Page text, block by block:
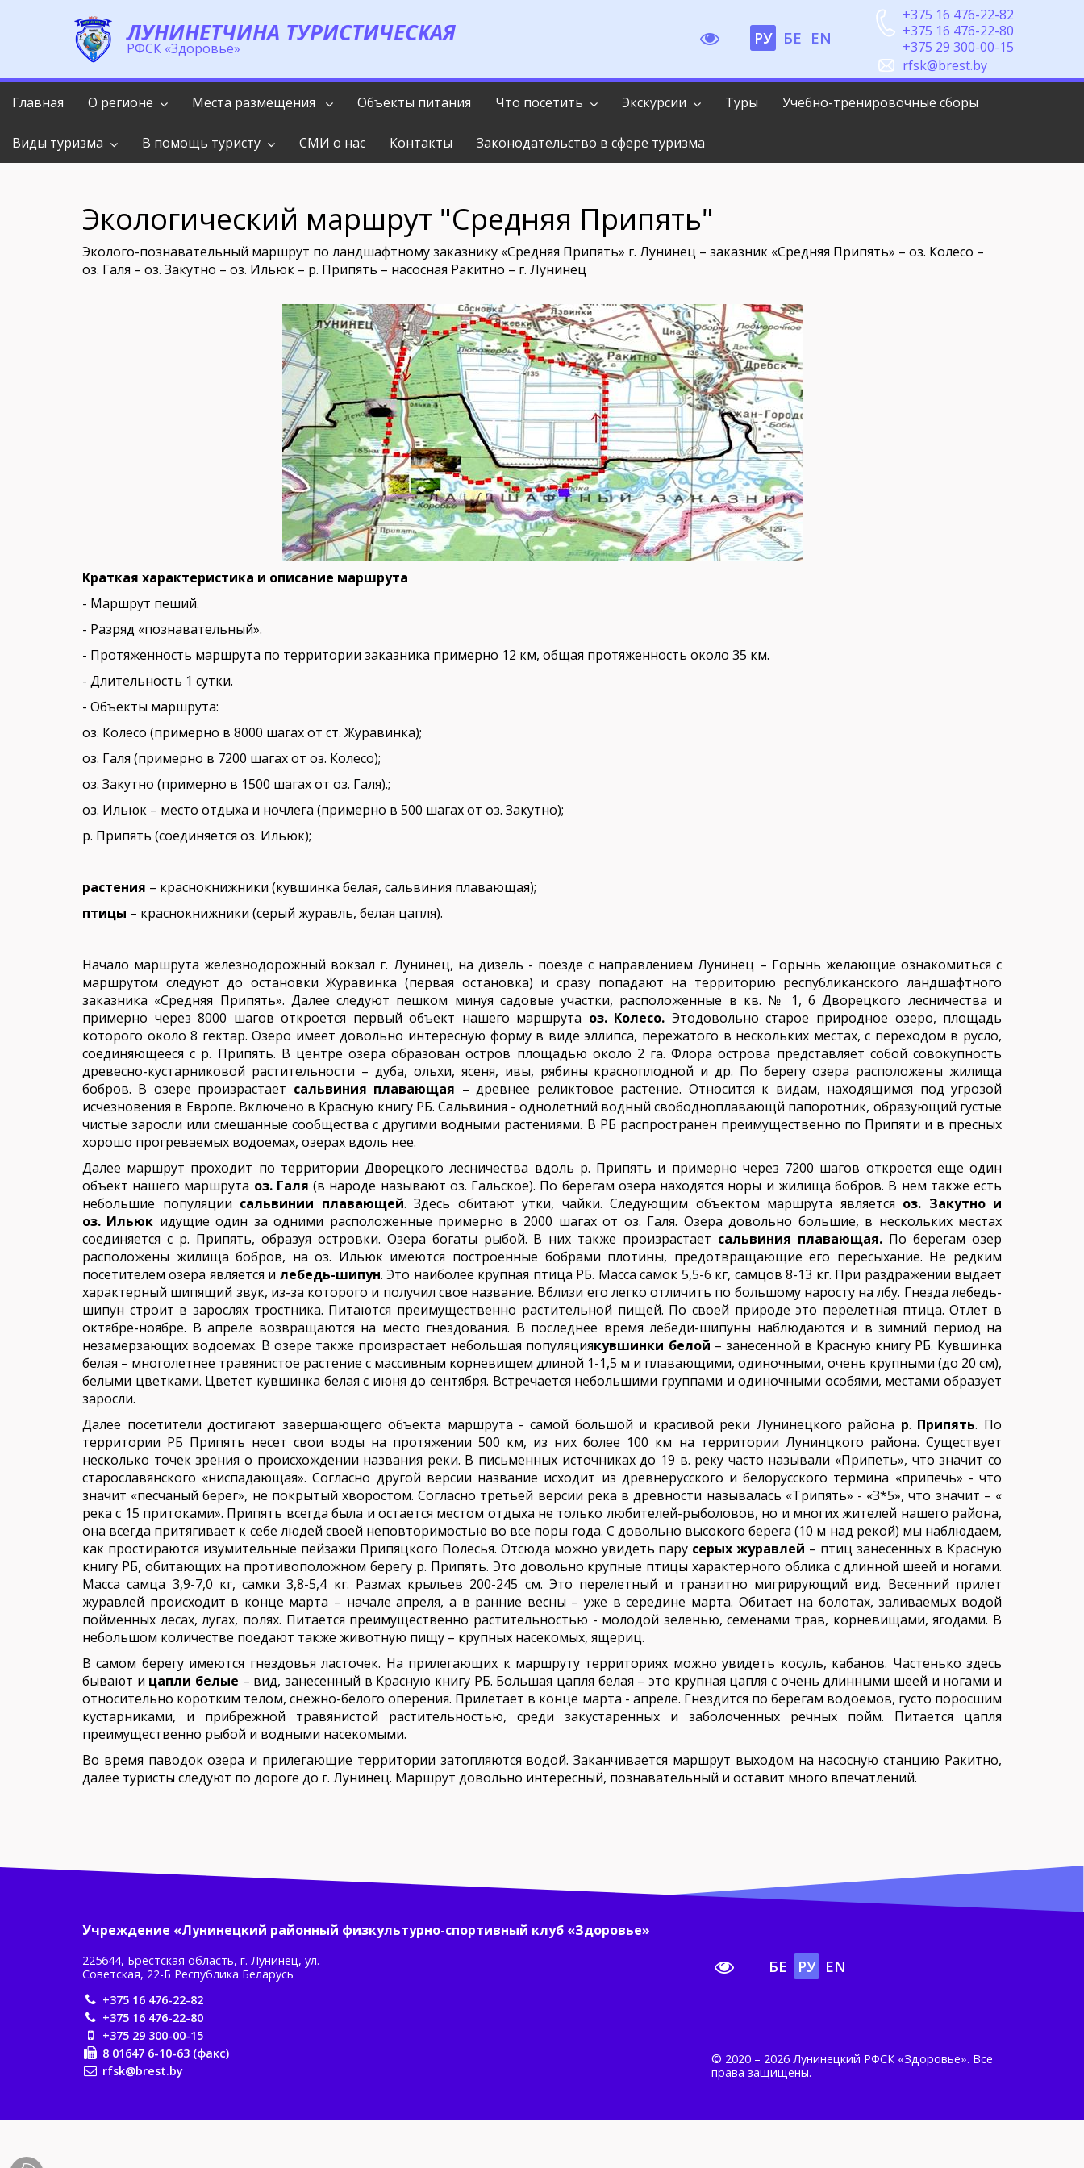
ЛУНИНЕТЧИНА ТУРИСТИЧЕСКАЯ
РФСК «Здоровье»
+375 16 476-22-82
+375 16 476-22-80
+375 29 300-00-15
rfsk@brest.by
РУ БЕ EN
Главная О регионе Места размещения Объекты питания Что посетить Экскурсии Туры Учебно-тренировочные сборы
Виды туризма В помощь туристу СМИ о нас Контакты Законодательство в сфере туризма
Экологический маршрут "Средняя Припять"
Эколого-познавательный маршрут по ландшафтному заказнику «Средняя Припять» г. Лунинец – заказник «Средняя Припять» – оз. Колесо –
оз. Галя – оз. Закутно – оз. Ильюк – р. Припять – насосная Ракитно – г. Лунинец
Краткая характеристика и описание маршрута
- Маршрут пеший.
- Разряд «познавательный».
- Протяженность маршрута по территории заказника примерно 12 км, общая протяженность около 35 км.
- Длительность 1 сутки.
- Объекты маршрута:
оз. Колесо (примерно в 8000 шагах от ст. Журавинка);
оз. Галя (примерно в 7200 шагах от оз. Колесо);
оз. Закутно (примерно в 1500 шагах от оз. Галя).;
оз. Ильюк – место отдыха и ночлега (примерно в 500 шагах от оз. Закутно);
р. Припять (соединяется оз. Ильюк);
растения – краснокнижники (кувшинка белая, сальвиния плавающая);
птицы – краснокнижники (серый журавль, белая цапля).
Начало маршрута железнодорожный вокзал г. Лунинец, на дизель - поезде с направлением Лунинец – Горынь желающие ознакомиться с
маршрутом следуют до остановки Журавинка (первая остановка) и сразу попадают на территорию республиканского ландшафтного
заказника «Средняя Припять». Далее следуют пешком минуя садовые участки, расположенные в кв. № 1, 6 Дворецкого лесничества и
примерно через 8000 шагов откроется первый объект нашего маршрута оз. Колесо. Этодовольно старое природное озеро, площадь
которого около 8 гектар. Озеро имеет довольно интересную форму в виде эллипса, пережатого в нескольких местах, с переходом в русло,
соединяющееся с р. Припять. В центре озера образован остров площадью около 2 га. Флора острова представляет собой совокупность
древесно-кустарниковой растительности – дуба, ольхи, ясеня, ивы, рябины красноплодной и др. По берегу озера расположены жилища
бобров. В озере произрастает сальвиния плавающая –древнее реликтовое растение. Относится к видам, находящимся под угрозой
исчезновения в Европе. Включено в Красную книгу РБ. Сальвиния - однолетний водный свободноплавающй папоротник, образующий густые
чистые заросли или смешанные сообщества с другими водными растениями. В РБ распространен преимущественно по Припяти и в пресных
хорошо прогреваемых водоемах, озерах вдоль нее.
Далее маршрут проходит по территории Дворецкого лесничества вдоль р. Припять и примерно через 7200 шагов откроется еще один
объект нашего маршрута оз. Галя (в народе называют оз. Гальское). По берегам озера находятся норы и жилища бобров. В нем также есть
небольшие популяции сальвинии плавающей. Здесь обитают утки, чайки. Следующим объектом маршрута является оз. Закутно и
оз. Ильюк идущие один за одними расположенные примерно в 2000 шагах от оз. Галя. Озера довольно большие, в нескольких местах
соединяется с р. Припять, образуя островки. Озера богаты рыбой. В них также произрастает сальвиния плавающая. По берегам озер
расположены жилища бобров, на оз. Ильюк имеются построенные бобрами плотины, предотвращающие его пересыхание. Не редким
посетителем озера является и лебедь-шипун. Это наиболее крупная птица РБ. Масса самок 5,5-6 кг, самцов 8-13 кг. При раздражении выдает
характерный шипящий звук, из-за которого и получил свое название. Вблизи его легко отличить по большому наросту на лбу. Гнезда лебедь-
шипун строит в зарослях тростника. Питаются преимущественно растительной пищей. По своей природе это перелетная птица. Отлет в
октябре-ноябре. В апреле возвращаются на место гнездования. В последнее время лебеди-шипуны наблюдаются и в зимний период на
незамерзающих водоемах. В озере также произрастает небольшая популяциякувшинки белой – занесенной в Красную книгу РБ. Кувшинка
белая – многолетнее травянистое растение с массивным корневищем длиной 1-1,5 м и плавающими, одиночными, очень крупными (до 20 см),
белыми цветками. Цветет кувшинка белая с июня до сентября. Встречается небольшими группами и одиночными особями, местами образует
заросли.
Далее посетители достигают завершающего объекта маршрута - самой большой и красивой реки Лунинецкого района р. Припять. По
территории РБ Припять несет свои воды на протяжении 500 км, из них более 100 км на территории Лунинцкого района. Существует
несколько точек зрения о происхождении названия реки. В письменных источниках до 19 в. реку часто называли «Припеть», что значит со
старославянского «ниспадающая». Согласно другой версии название исходит из древнерусского и белорусского термина «припечь» - что
значит «песчаный берег», не покрытый хворостом. Согласно третьей версии река в древности называлась «Трипять» - «3*5», что значит – «
река с 15 притоками». Припять всегда была и остается местом отдыха не только любителей-рыболовов, но и многих жителей нашего района,
она всегда притягивает к себе людей своей неповторимостью во все поры года. С довольно высокого берега (10 м над рекой) мы наблюдаем,
как простираются изумительные пейзажи Припяцкого Полесья. Отсюда можно увидеть пару серых журавлей – птиц занесенных в Красную
книгу РБ, обитающих на противоположном берегу р. Припять. Это довольно крупные птицы характерного облика с длинной шеей и ногами.
Масса самца 3,9-7,0 кг, самки 3,8-5,4 кг. Размах крыльев 200-245 см. Это перелетный и транзитно мигрирующий вид. Весенний прилет
журавлей происходит в конце марта – начале апреля, а в ранние весны – уже в середине марта. Обитает на болотах, заливаемых водой
пойменных лесах, лугах, полях. Питается преимущественно растительностью - молодой зеленью, семенами трав, корневищами, ягодами. В
небольшом количестве поедают также животную пищу – крупных насекомых, ящериц.
В самом берегу имеются гнездовья ласточек. На прилегающих к маршруту территориях можно увидеть косуль, кабанов. Частенько здесь
бывают и цапли белые – вид, занесенный в Красную книгу РБ. Большая цапля белая – это крупная цапля с очень длинными шеей и ногами и
относительно коротким телом, снежно-белого оперения. Прилетает в конце марта - апреле. Гнездится по берегам водоемов, густо поросшим
кустарниками, и прибрежной травянистой растительностью, среди закустаренных и заболоченных речных пойм. Питается цапля
преимущественно рыбой и водными насекомыми.
Во время паводок озера и прилегающие территории затопляются водой. Заканчивается маршрут выходом на насосную станцию Ракитно,
далее туристы следуют по дороге до г. Лунинец. Маршрут довольно интересный, познавательный и оставит много впечатлений.
Учреждение «Лунинецкий районный физкультурно-спортивный клуб «Здоровье»
225644, Брестская область, г. Лунинец, ул.
Советская, 22-Б Республика Беларусь
+375 16 476-22-82
+375 16 476-22-80
+375 29 300-00-15
8 01647 6-10-63 (факс)
rfsk@brest.by
БЕ РУ EN
© 2020 – 2026 Лунинецкий РФСК «Здоровье». Все
права защищены.